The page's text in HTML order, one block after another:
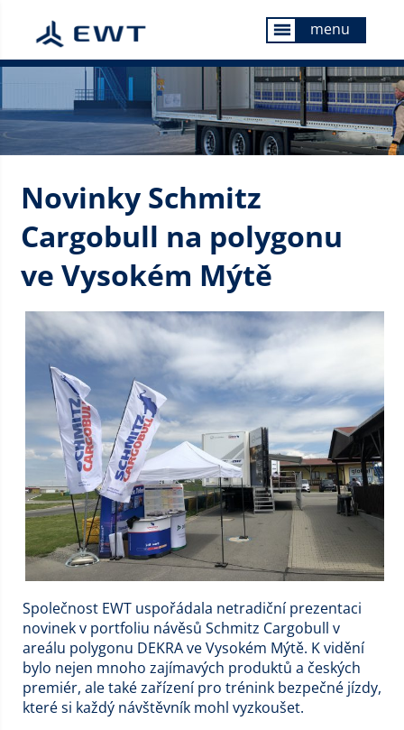
menu menu
Novinky Schmitz
Cargobull na polygonu
ve Vysokém Mýtě
Společnost EWT uspořádala netradiční prezentaci
novinek v portfoliu návěsů Schmitz Cargobull v
areálu polygonu DEKRA ve Vysokém Mýtě. K vidění
bylo nejen mnoho zajímavých produktů a českých
premiér, ale také zařízení pro trénink bezpečné jízdy,
které si každý návštěvník mohl vyzkoušet.